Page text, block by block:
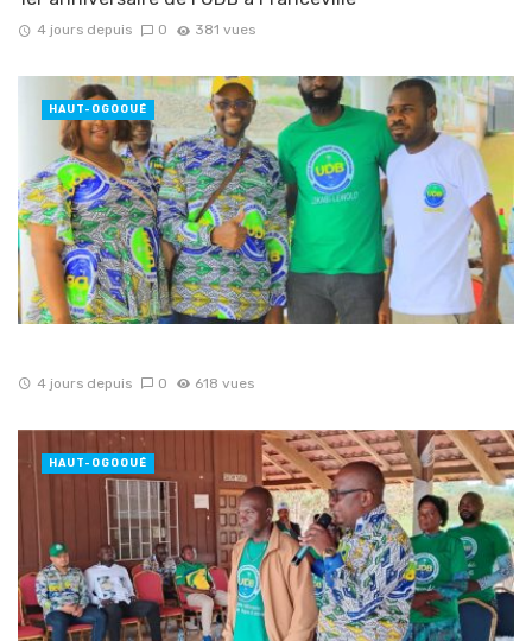
4 jours depuis 0 381 vues
4 jours depuis 0 618 vues
HAUT-OGOOUÉ
HAUT-OGOOUÉ